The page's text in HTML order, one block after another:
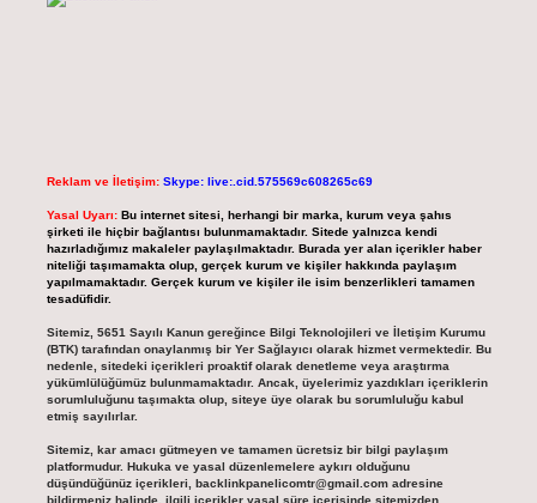
Reklam ve İletişim: Skype: live:.cid.575569c608265c69
Yasal Uyarı: Bu internet sitesi, herhangi bir marka, kurum veya şahıs
şirketi ile hiçbir bağlantısı bulunmamaktadır. Sitede yalnızca kendi
hazırladığımız makaleler paylaşılmaktadır. Burada yer alan içerikler haber
niteliği taşımamakta olup, gerçek kurum ve kişiler hakkında paylaşım
yapılmamaktadır. Gerçek kurum ve kişiler ile isim benzerlikleri tamamen
tesadüfidir.
Sitemiz, 5651 Sayılı Kanun gereğince Bilgi Teknolojileri ve İletişim Kurumu
(BTK) tarafından onaylanmış bir Yer Sağlayıcı olarak hizmet vermektedir. Bu
nedenle, sitedeki içerikleri proaktif olarak denetleme veya araştırma
yükümlülüğümüz bulunmamaktadır. Ancak, üyelerimiz yazdıkları içeriklerin
sorumluluğunu taşımakta olup, siteye üye olarak bu sorumluluğu kabul
etmiş sayılırlar.
Sitemiz, kar amacı gütmeyen ve tamamen ücretsiz bir bilgi paylaşım
platformudur. Hukuka ve yasal düzenlemelere aykırı olduğunu
düşündüğünüz içerikleri, backlinkpanelicomtr@gmail.comadresine